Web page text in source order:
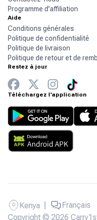
Programme d'affiliation
Aide
Conditions générales
Politique de confidentialité
Politique de livraison
Politique de retour et de
Restez à jour
Téléchargez l'application
Copyright © 2026
Kenya Français